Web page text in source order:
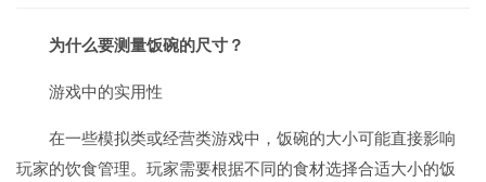
为什么要测量饭碗的尺寸？
游戏中的实用性
在一些模拟类或经营类游戏中，饭碗的大小可能直接影响
玩家的饮食管理。玩家需要根据不同的食材选择合适大小的饭